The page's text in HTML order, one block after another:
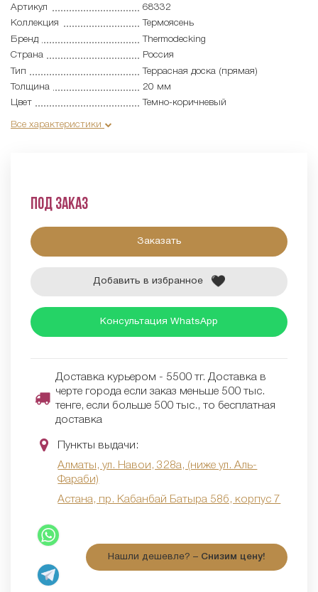
Артикул
68332
Коллекция
Термоясень
Бренд
Thermodecking
Страна
Россия
Тип
Террасная доска (прямая)
Толщина
20 мм
Цвет
Темно-коричневый
Все характеристики
Под заказ
Заказать
Добавить в избранное
Консультация WhatsApp
Доставка курьером - 5500 тг. Доставка в
черте города если заказ меньше 500 тыс.
тенге, если больше 500 тыс., то бесплатная
доставка
Пункты выдачи:
Алматы, ул. Навои, 328а, (ниже ул. Аль-
Фараби)
Астана, пр. Кабанбай Батыра 58б, корпус 7
Нашли дешевле? – Снизим цену!